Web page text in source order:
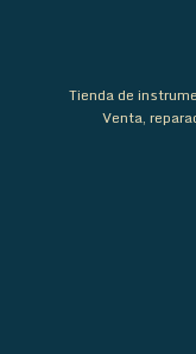
Tienda de
Venta,